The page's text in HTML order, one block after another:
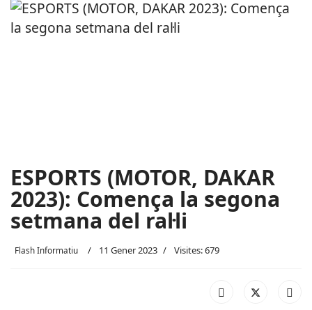
ESPORTS (MOTOR, DAKAR
2023): Comença la segona
setmana del ral·li
Flash Informatiu 11 Gener 2023 Visites: 679